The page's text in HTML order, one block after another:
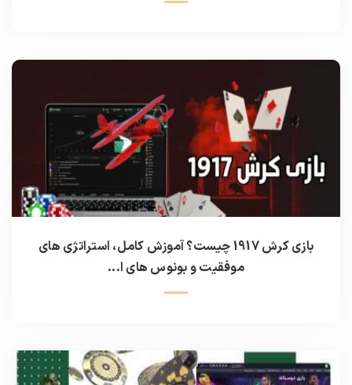
بازی کرش 1917 چیست؟ آموزش کامل، استراتژی‌ های
موفقیت و بونوس‌ های ا...